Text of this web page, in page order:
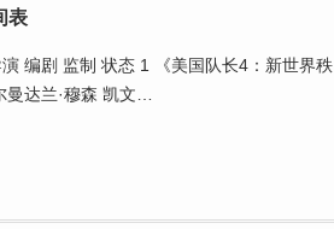
表
编剧 监制 状态 1 《美国队长4：新世界秩
达兰·穆森 凯文…